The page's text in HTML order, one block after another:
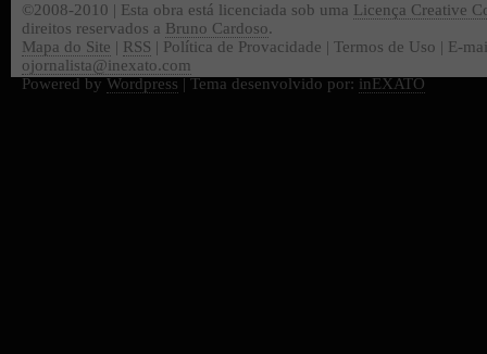
©2008-2010 | Esta obra está licenciada sob uma Licença Creative
direitos reservados a Bruno Cardoso.
Mapa do Site | RSS | Política de Provacidade | Termos de Uso | E-
ojornalista@inexato.com
Powered by Wordpress | Tema desenvolvido por: inEXATO